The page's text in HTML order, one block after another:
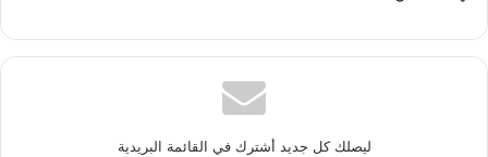
ليصلك كل جديد أشترك في القائمة البريدية